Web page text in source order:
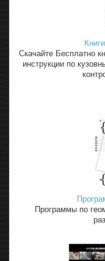
Скачайте Бесплатно
инструкции по
Программы по